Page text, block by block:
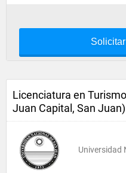
Licenciatura en
Juan Capital, San Juan)
Universidad